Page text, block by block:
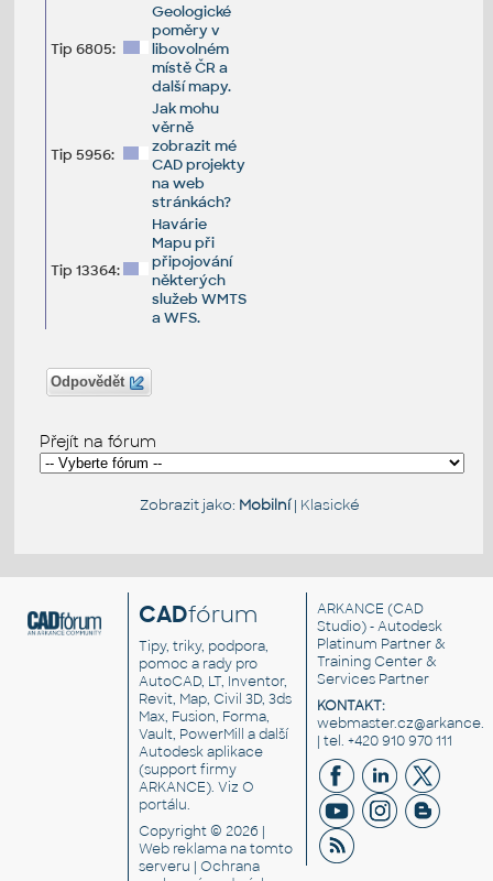
Tip 6805:
Geologické
poměry v
libovolném
místě ČR a
další mapy.
Tip 5956:
Jak mohu
věrně
zobrazit mé
CAD projekty
na web
stránkách?
Tip 13364:
Havárie
Mapu při
připojování
některých
služeb WMTS
a WFS.
Odpovědět
Přejít na fórum
Zobrazit jako: Mobilní| Klasické
CADfórum
Tipy, triky, podpora,
pomoc a rady pro
AutoCAD, LT, Inventor,
Revit, Map, Civil 3D, 3ds
Max, Fusion, Forma,
Vault, PowerMill a další
Autodesk aplikace
(support firmy
ARKANCE). VizO
portálu.
Copyright © 2026 |
Web reklama na tomto
serveru |Ochrana
ARKANCE (CAD
Studio) - Autodesk
Platinum Partner &
Training Center &
Services Partner
KONTAKT:
| tel. +420 910 970 111